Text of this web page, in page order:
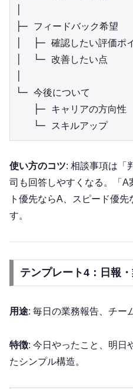
├─ フィードバック希望
│  ├─ 確認したい評価ポ
│  └─ 改善したい点
└─ 今後について
   ├─ キャリアの方向性
使い方のコツ: 相談事項は「
司も回答しやすくなる。「A
ト優先ならA、スピード優
す。
テンプレート4：日報
用途: 毎日の業務報告、チー
特徴: 今日やったこと、明日
たシンプル構造。